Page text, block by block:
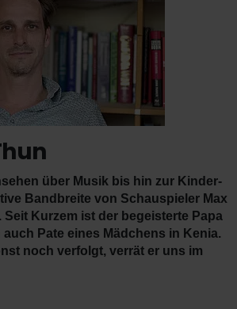
über Musik bis hin zur Kinder-
Bandbreite von Schauspieler Max
Kurzem ist der begeisterte Papa
Pate eines Mädchens in Kenia.
noch verfolgt, verrät er uns im